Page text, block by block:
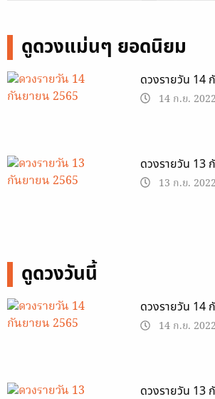
ดูดวงแม่นๆ ยอดนิยม
ดวงรายวัน 14
14 ก.ย. 2022
ดวงรายวัน 13
13 ก.ย. 2022
ดูดวงวันนี้
ดวงรายวัน 14
14 ก.ย. 2022
ดวงรายวัน 13